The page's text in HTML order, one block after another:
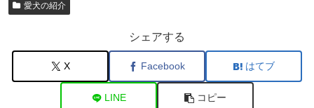
愛犬の紹介
シェアする
X Facebook はてブ
LINE コピー